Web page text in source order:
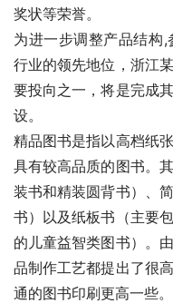
奖状等荣誉。
为进一步调整产品结构
行业的领先地位，浙江
要投向之一，将是完成
设。
精品图书是指以高档纸
具有较高品质的图书。
装书和精装圆背书）、
书）以及纸板书（主要
的儿童益智类图书）。
品制作工艺都提出了很
通的图书印刷更高一些。